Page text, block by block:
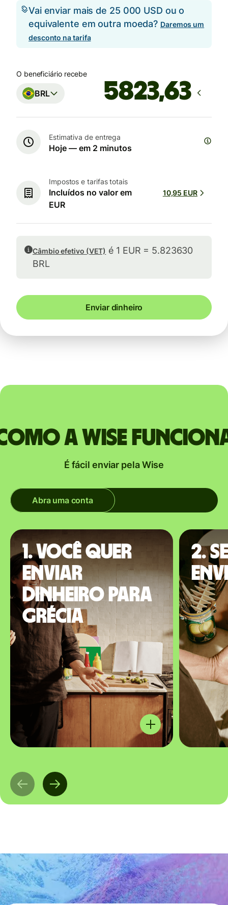
Vai enviar mais de 25 000 USD ou o
equivalente em outra moeda? Daremos um
desconto na tarifa
O beneficiário recebe
BRL
Estimativa de entrega
Hoje — em 2 minutos
Impostos e tarifas totais
Incluídos no valor em
EUR
10,95 EUR
Câmbio efetivo (VET) é 1 EUR = 5.823630
BRL
Enviar dinheiro
a Wise
É fácil enviar pela Wise
Abra uma conta
1. Você quer
enviar
dinheiro para
Grécia
2.